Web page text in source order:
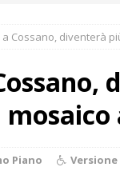
Modifiche alla viabilità a
ITINERARI / Trenta
Cuneo, stretta della
a Cossano, diventerà
Piano